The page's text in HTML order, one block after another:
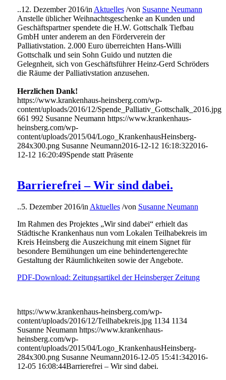
..12. Dezember 2016/in Aktuelles /von Susanne Neumann
Anstelle üblicher Weihnachtsgeschenke an Kunden und
Geschäftspartner spendete die H.W. Gottschalk Tiefbau
GmbH unter anderem an den Förderverein der
Palliativstation. 2.000 Euro überreichten Hans-Willi
Gottschalk und sein Sohn Guido und nutzten die
Gelegnheit, sich von Geschäftsführer Heinz-Gerd Schröders
die Räume der Palliativstation anzusehen.
Herzlichen Dank!
https://www.krankenhaus-heinsberg.com/wp-
content/uploads/2016/12/Spende_Palliativ_Gottschalk_2016.jpg
661 992 Susanne Neumann https://www.krankenhaus-
heinsberg.com/wp-
content/uploads/2015/04/Logo_KrankenhausHeinsberg-
284x300.png Susanne Neumann2016-12-12 16:18:322016-
12-12 16:20:49Spende statt Präsente
Barrierefrei – Wir sind dabei.
..5. Dezember 2016/in Aktuelles /von Susanne Neumann
Im Rahmen des Projektes „Wir sind dabei“ erhielt das
Städtische Krankenhaus nun vom Lokalen Teilhabekreis im
Kreis Heinsberg die Auszeichung mit einem Signet für
besondere Bemühungen um eine behindertengerechte
Gestaltung der Räumlichkeiten sowie der Angebote.
PDF-Download: Zeitungsartikel der Heinsberger Zeitung
https://www.krankenhaus-heinsberg.com/wp-
content/uploads/2016/12/Teilhabekreis.jpg 1134 1134
Susanne Neumann https://www.krankenhaus-
heinsberg.com/wp-
content/uploads/2015/04/Logo_KrankenhausHeinsberg-
284x300.png Susanne Neumann2016-12-05 15:41:342016-
12-05 16:08:44Barrierefrei – Wir sind dabei.